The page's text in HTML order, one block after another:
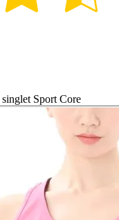
singlet Sport Core